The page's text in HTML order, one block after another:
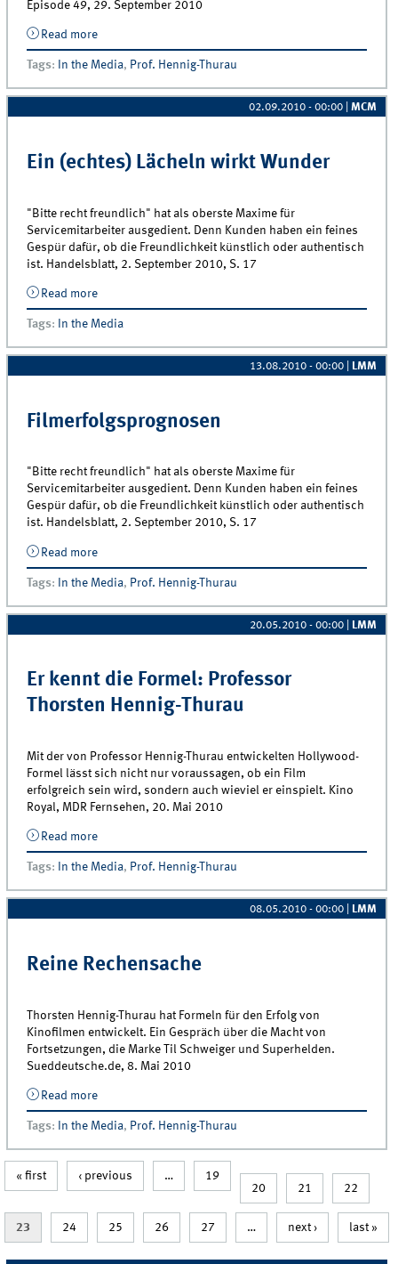
Episode 49, 29. September 2010
Read moreabout Thorsten Hennig-Thurau on the changing face
of marketing
Tags: In the Media, Prof. Hennig-Thurau
02.09.2010 - 00:00 |MCM
Ein (echtes) Lächeln wirkt Wunder
"Bitte recht freundlich" hat als oberste Maxime für
Servicemitarbeiter ausgedient. Denn Kunden haben ein feines
Gespür dafür, ob die Freundlichkeit künstlich oder authentisch
ist. Handelsblatt, 2. September 2010, S. 17
Read moreabout Ein (echtes) Lächeln wirkt Wunder
Tags: In the Media
13.08.2010 - 00:00 LMM
Filmerfolgsprognosen
"Bitte recht freundlich" hat als oberste Maxime für
Servicemitarbeiter ausgedient. Denn Kunden haben ein feines
Gespür dafür, ob die Freundlichkeit künstlich oder authentisch
ist. Handelsblatt, 2. September 2010, S. 17
Read moreabout Filmerfolgsprognosen
Tags: In the Media, Prof. Hennig-Thurau
20.05.2010 - 00:00 LMM
Er kennt die Formel: Professor
Thorsten Hennig-Thurau
Mit der von Professor Hennig-Thurau entwickelten Hollywood-
Formel lässt sich nicht nur voraussagen, ob ein Film
erfolgreich sein wird, sondern auch wieviel er einspielt. Kino
Royal, MDR Fernsehen, 20. Mai 2010
Read moreabout Er kennt die Formel: Professor Thorsten
Hennig-Thurau
Tags: In the Media, Prof. Hennig-Thurau
08.05.2010 - 00:00 LMM
Reine Rechensache
Thorsten Hennig-Thurau hat Formeln für den Erfolg von
Kinofilmen entwickelt. Ein Gespräch über die Macht von
Fortsetzungen, die Marke Til Schweiger und Superhelden.
Sueddeutsche.de, 8. Mai 2010
Read moreabout Reine Rechensache
Tags: In the Media, Prof. Hennig-Thurau
Pages
« first ‹ previous …
19
20
21 22
23 24 25 26 27 … next › last »